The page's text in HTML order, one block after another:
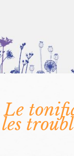
Le
les